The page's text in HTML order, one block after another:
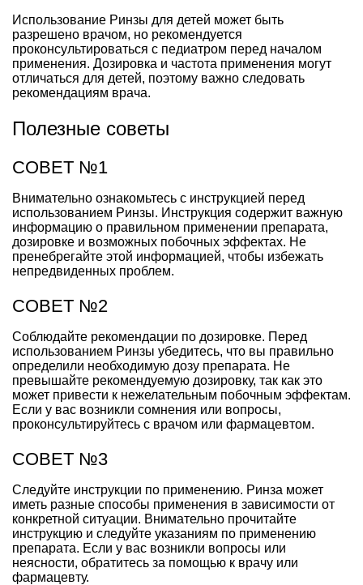
Использование Ринзы для детей может быть
разрешено врачом, но рекомендуется
проконсультироваться с педиатром перед началом
применения. Дозировка и частота применения могут
отличаться для детей, поэтому важно следовать
рекомендациям врача.
Полезные советы
СОВЕТ №1
Внимательно ознакомьтесь с инструкцией перед
использованием Ринзы. Инструкция содержит важную
информацию о правильном применении препарата,
дозировке и возможных побочных эффектах. Не
пренебрегайте этой информацией, чтобы избежать
непредвиденных проблем.
СОВЕТ №2
Соблюдайте рекомендации по дозировке. Перед
использованием Ринзы убедитесь, что вы правильно
определили необходимую дозу препарата. Не
превышайте рекомендуемую дозировку, так как это
может привести к нежелательным побочным эффектам.
Если у вас возникли сомнения или вопросы,
проконсультируйтесь с врачом или фармацевтом.
СОВЕТ №3
Следуйте инструкции по применению. Ринза может
иметь разные способы применения в зависимости от
конкретной ситуации. Внимательно прочитайте
инструкцию и следуйте указаниям по применению
препарата. Если у вас возникли вопросы или
неясности, обратитесь за помощью к врачу или
фармацевту.